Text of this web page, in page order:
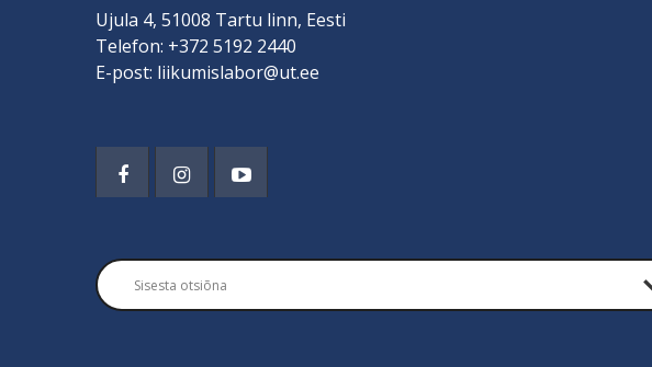
Ujula 4, 51008 Tartu linn, Eesti
Telefon: +372 5192 2440
E-post: liikumislabor@ut.ee